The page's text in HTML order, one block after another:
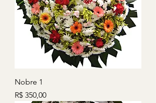
Nobre 1
Preço
R$ 350,00